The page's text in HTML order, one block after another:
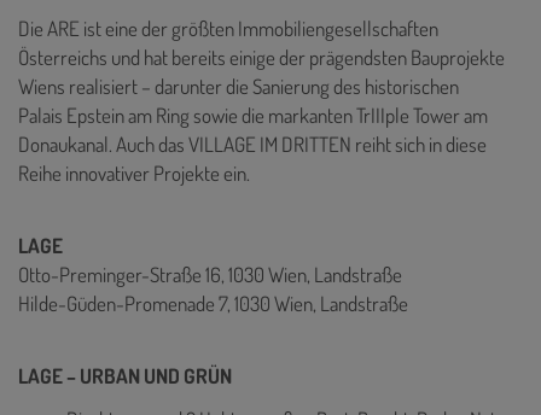
Die ARE ist eine der größten Immobiliengesellschaften
Österreichs und hat bereits einige der prägendsten Bauprojekte
Wiens realisiert – darunter die Sanierung des historischen
Palais Epstein am Ring sowie die markanten TrIIIple Tower am
Donaukanal. Auch das VILLAGE IM DRITTEN reiht sich in diese
Reihe innovativer Projekte ein.
LAGE
Otto-Preminger-Straße 16, 1030 Wien, Landstraße
Hilde-Güden-Promenade 7, 1030 Wien, Landstraße
LAGE – URBAN UND GRÜN